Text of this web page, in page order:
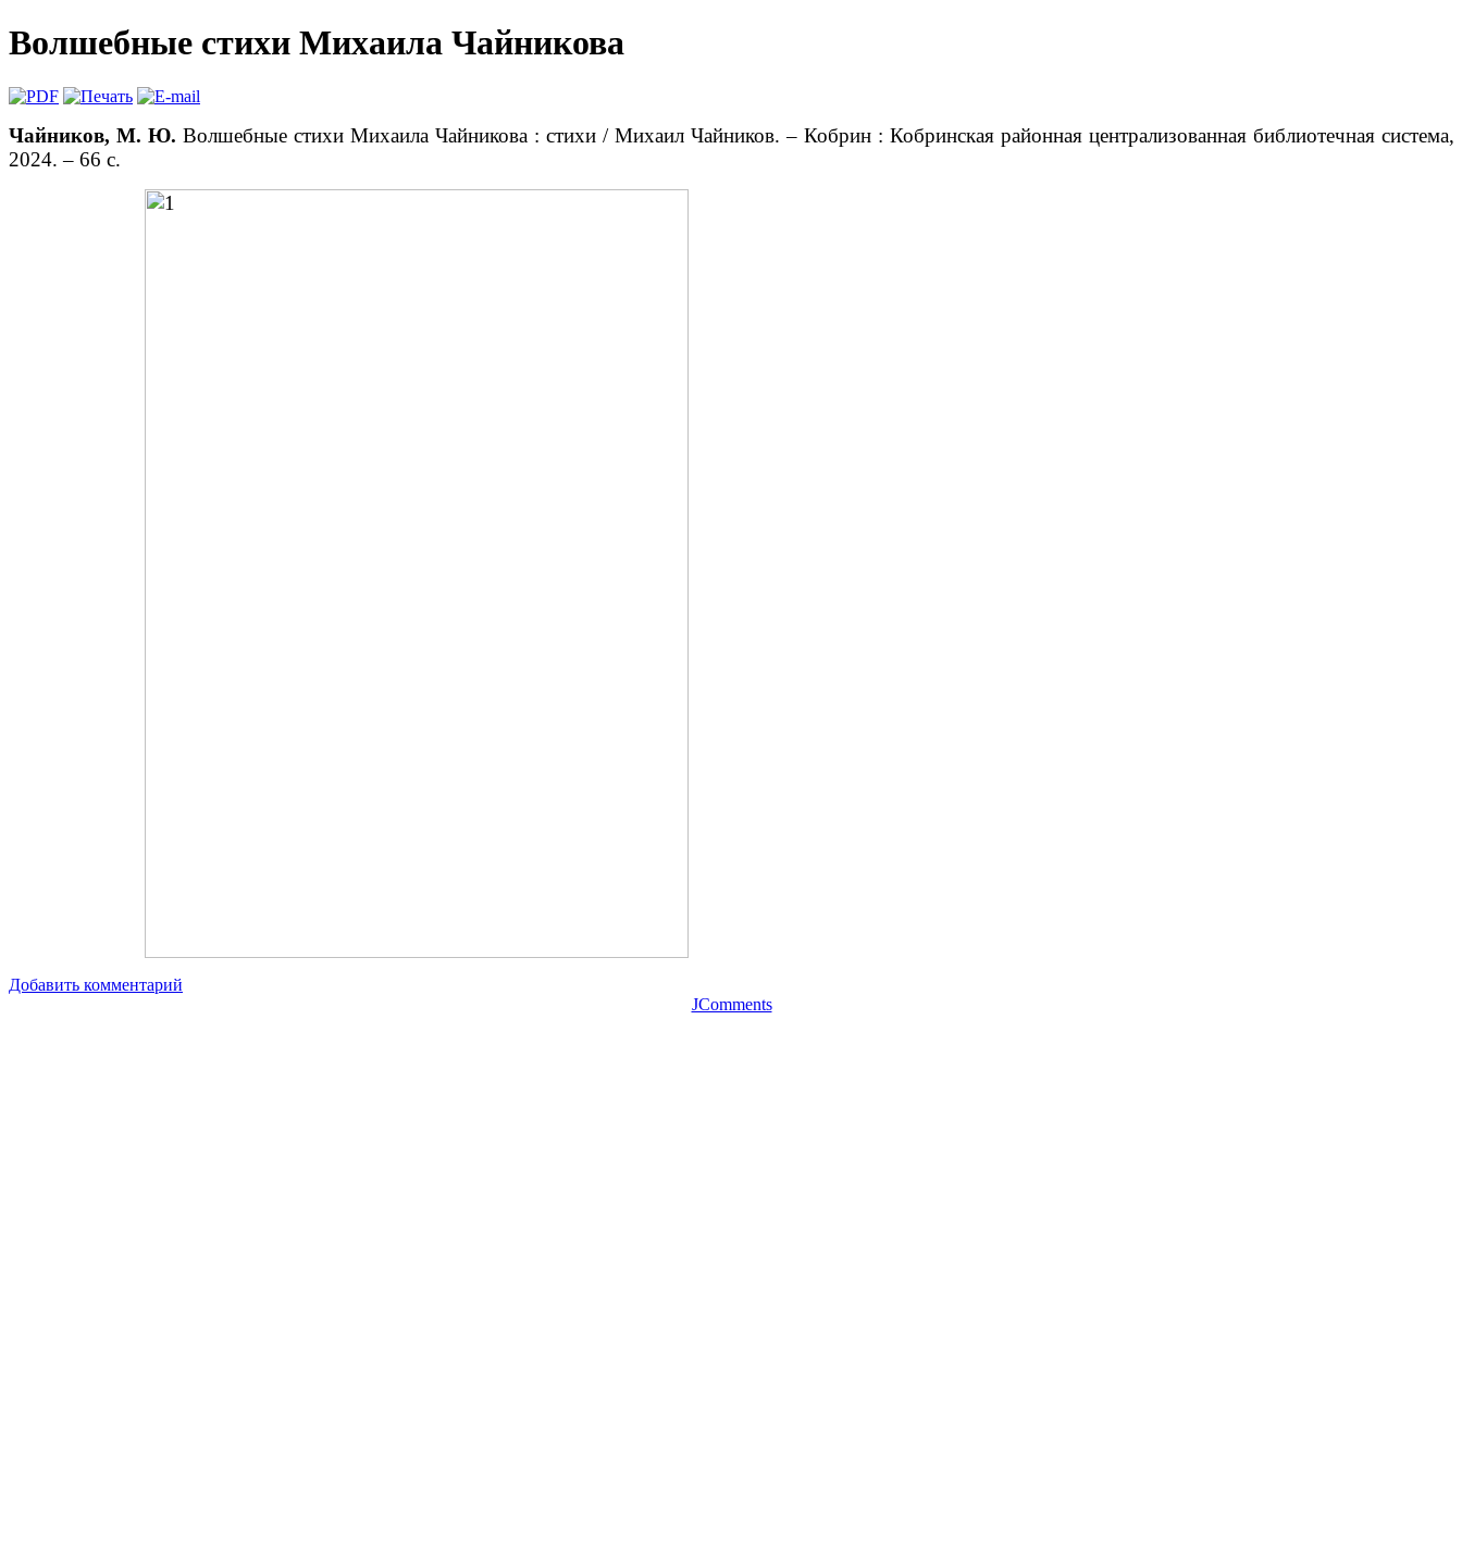
Волшебные стихи Михаила Чайникова
Чайников, М. Ю. Волшебные стихи Михаила Чайникова : стихи / Михаил Чайников. – Кобрин : Кобринская районная централизованная библиотечная система,
2024. – 66 с.
Добавить комментарий
JComments